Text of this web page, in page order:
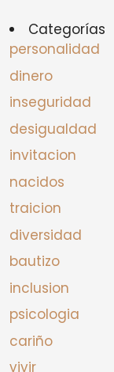
Categorías
personalidad
dinero
inseguridad
desigualdad
invitacion
nacidos
traicion
diversidad
bautizo
inclusion
psicologia
cariño
vivir